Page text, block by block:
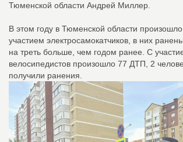
Тюменской области Андрей Миллер.
В этом году в Тюменской области
участием электросамокатчиков, в них
на треть больше, чем годом ранее. С
велосипедистов произошло 77 ДТП, 2
получили ранения.